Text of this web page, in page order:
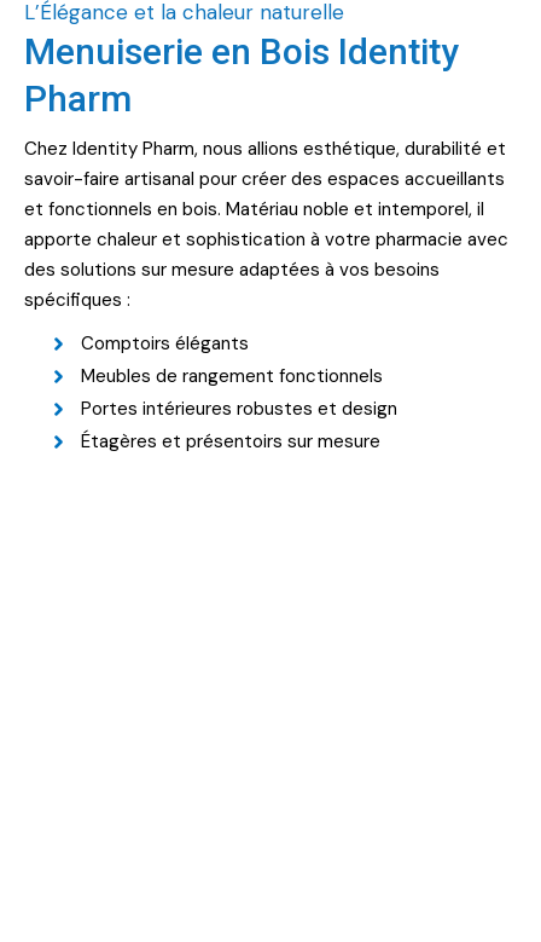
L’Élégance et la chaleur naturelle
Menuiserie en Bois Identity
Pharm
Chez Identity Pharm, nous allions esthétique, durabilité et
savoir-faire artisanal pour créer des espaces accueillants
et fonctionnels en bois. Matériau noble et intemporel, il
apporte chaleur et sophistication à votre pharmacie avec
des solutions sur mesure adaptées à vos besoins
spécifiques :
Comptoirs élégants
Meubles de rangement fonctionnels
Portes intérieures robustes et design
Étagères et présentoirs sur mesure